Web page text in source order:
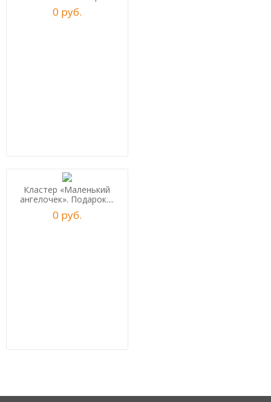
0 руб.
Кластер «Маленький
ангелочек». Подарок....
0 руб.